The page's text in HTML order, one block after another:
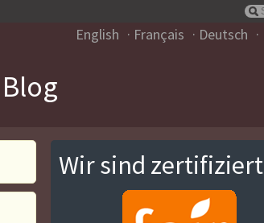
Blog
English Français Deutsch
Wir sind zertifiziert